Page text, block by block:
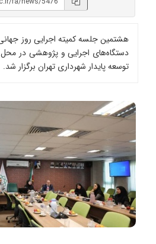
هشتمین جلسه کمیته اجرایی روز
دستگاه‌های اجرایی و پژوهشی در
توسعه پایدار شهرداری تهران برگزار شد.